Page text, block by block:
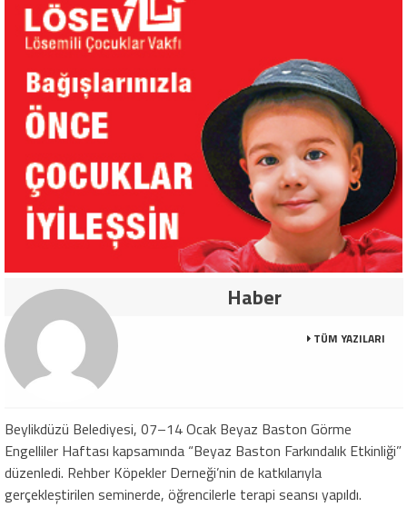
Haber
TÜM YAZILARI
Beylikdüzü Belediyesi, 07–14 Ocak Beyaz Baston Görme
Engelliler Haftası kapsamında “Beyaz Baston Farkındalık Etkinliği”
düzenledi. Rehber Köpekler Derneği’nin de katkılarıyla
gerçekleştirilen seminerde, öğrencilerle terapi seansı yapıldı.